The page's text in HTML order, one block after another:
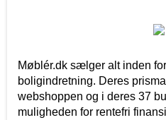
Møblér.dk sælger alt inden
boligindretning. Deres
webshoppen og i deres 37
muligheden for rentefri